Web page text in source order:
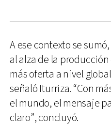
A ese contexto se
al alza de la producción
más oferta a nivel
señaló Iturriza. “Con
el mundo, el mensaje
claro”, concluyó.